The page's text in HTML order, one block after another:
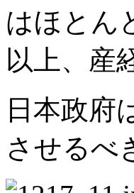
はほとん
以上、産
日本政府
させるべ